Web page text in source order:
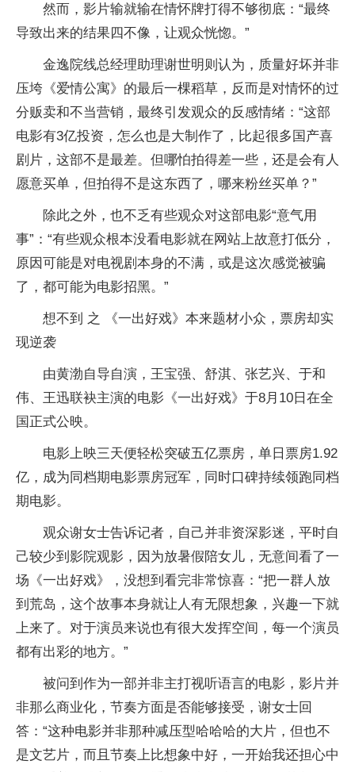
然而，影片输就输在情怀牌打得不够彻底：“最终
导致出来的结果四不像，让观众恍惚。”
金逸院线总经理助理谢世明则认为，质量好坏并非
压垮《爱情公寓》的最后一棵稻草，反而是对情怀的过
分贩卖和不当营销，最终引发观众的反感情绪：“这部
电影有3亿投资，怎么也是大制作了，比起很多国产喜
剧片，这部不是最差。但哪怕拍得差一些，还是会有人
愿意买单，但拍得不是这东西了，哪来粉丝买单？”
除此之外，也不乏有些观众对这部电影“意气用
事”：“有些观众根本没看电影就在网站上故意打低分，
原因可能是对电视剧本身的不满，或是这次感觉被骗
了，都可能为电影招黑。”
想不到 之 《一出好戏》本来题材小众，票房却实
现逆袭
由黄渤自导自演，王宝强、舒淇、张艺兴、于和
伟、王迅联袂主演的电影《一出好戏》于8月10日在全
国正式公映。
电影上映三天便轻松突破五亿票房，单日票房1.92
亿，成为同档期电影票房冠军，同时口碑持续领跑同档
期电影。
观众谢女士告诉记者，自己并非资深影迷，平时自
己较少到影院观影，因为放暑假陪女儿，无意间看了一
场《一出好戏》，没想到看完非常惊喜：“把一群人放
到荒岛，这个故事本身就让人有无限想象，兴趣一下就
上来了。对于演员来说也有很大发挥空间，每一个演员
都有出彩的地方。”
被问到作为一部并非主打视听语言的电影，影片并
非那么商业化，节奏方面是否能够接受，谢女士回
答：“这种电影并非那种减压型哈哈哈的大片，但也不
是文艺片，而且节奏上比想象中好，一开始我还担心中